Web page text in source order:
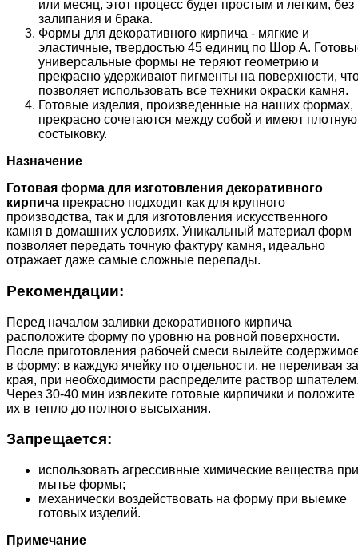
или месяц, этот процесс будет простым и легким, без
залипания и брака.
Формы для декоративного кирпича - мягкие и
эластичные, твердостью 45 единиц по Шор А.
универсальные формы не теряют геометрию и
прекрасно удерживают пигменты на поверхности,
позволяет использовать все техники окраски камня.
Готовые изделия, произведенные на наших формах,
прекрасно сочетаются между собой и имеют плотную
состыковку.
Назначение
Готовая форма для изготовления декоративного
кирпича прекрасно подходит как для крупного
производства, так и для изготовления искусственного
камня в домашних условиях. Уникальный материал форм
позволяет передать точную фактуру камня, идеально
отражает даже самые сложные перепады.
Рекомендации:
Перед началом заливки декоративного кирпича
расположите форму по уровню на ровной поверхности.
После приготовления рабочей смеси вылейте
в форму: в каждую ячейку по отдельности, не переливая за
края, при необходимости распределите раствор
Через 30-40 мин извлеките готовые кирпичики и положите
их в тепло до полного высыхания.
Запрещается:
использовать агрессивные химические вещества при
мытье формы;
механически воздействовать на форму при выемке
готовых изделий.
Примечание